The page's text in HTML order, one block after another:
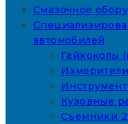
Смазочное
автомобилей
Гайкоколы
Кузовные
Съемники